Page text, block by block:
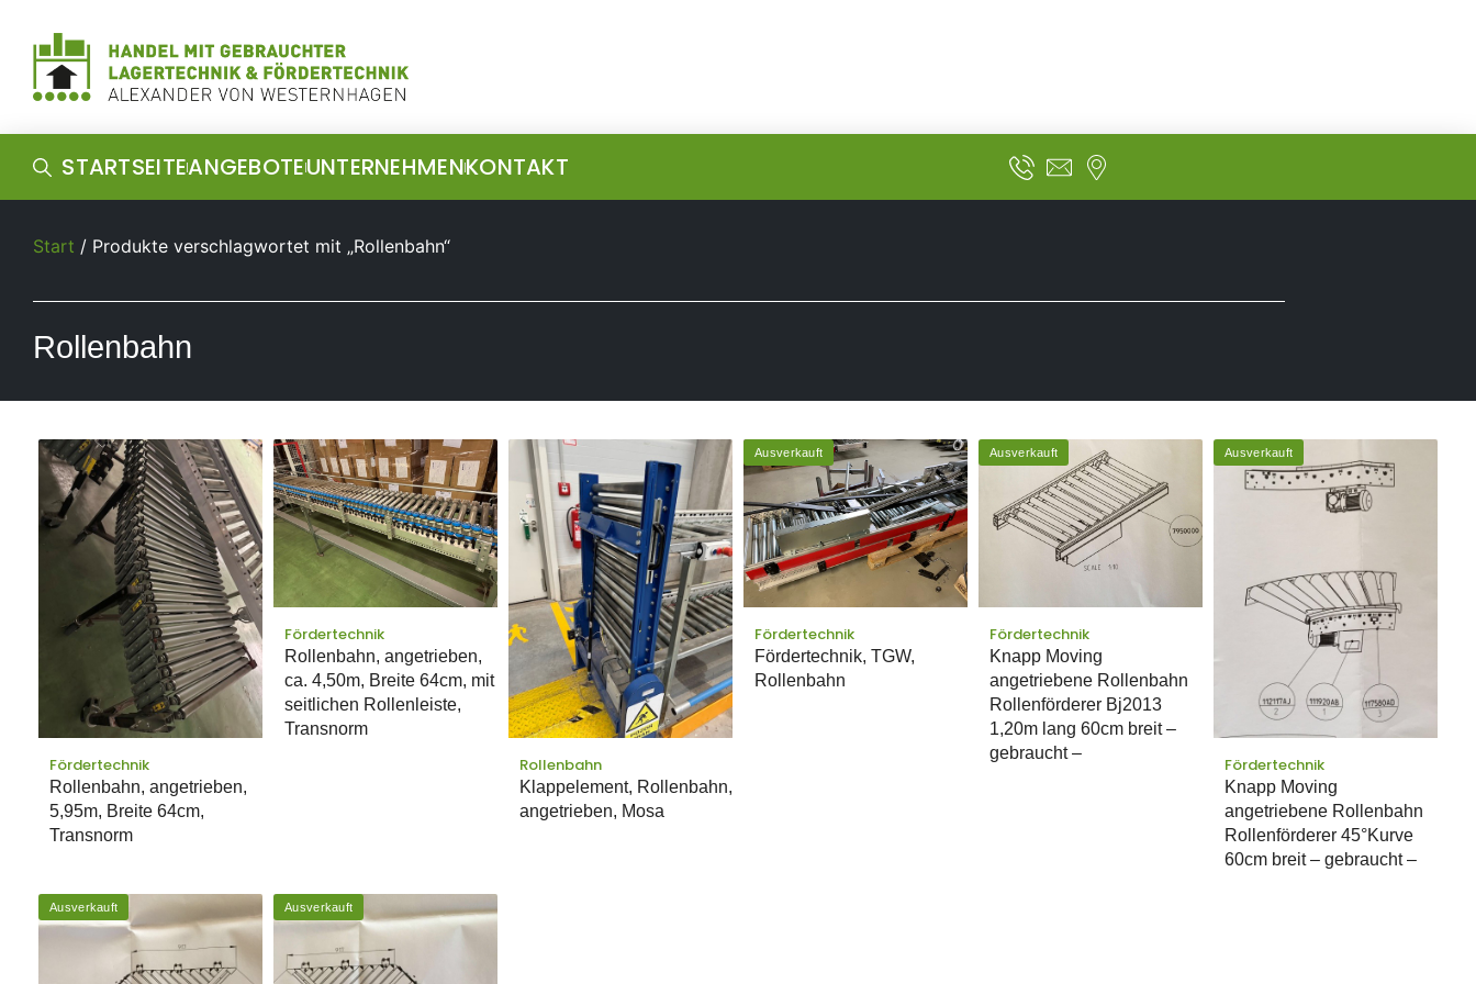
STARTSEITEANGEBOTEUNTERNEHMENKONTAKT
Start / Produkte verschlagwortet mit „Rollenbahn“
Rollenbahn
Fördertechnik
Rollenbahn, angetrieben,
5,95m, Breite 64cm,
Transnorm
Fördertechnik
Rollenbahn, angetrieben,
ca. 4,50m, Breite 64cm, mit
seitlichen Rollenleiste,
Transnorm
Rollenbahn
Klappelement, Rollenbahn,
angetrieben, Mosa
Ausverkauft
Fördertechnik
Fördertechnik, TGW,
Rollenbahn
Ausverkauft
Fördertechnik
Knapp Moving
angetriebene Rollenbahn
Rollenförderer Bj2013
1,20m lang 60cm breit –
gebraucht –
Ausverkauft
Fördertechnik
Knapp Moving
angetriebene Rollenbahn
Rollenförderer 45°Kurve
60cm breit – gebraucht –
Ausverkauft Ausverkauft